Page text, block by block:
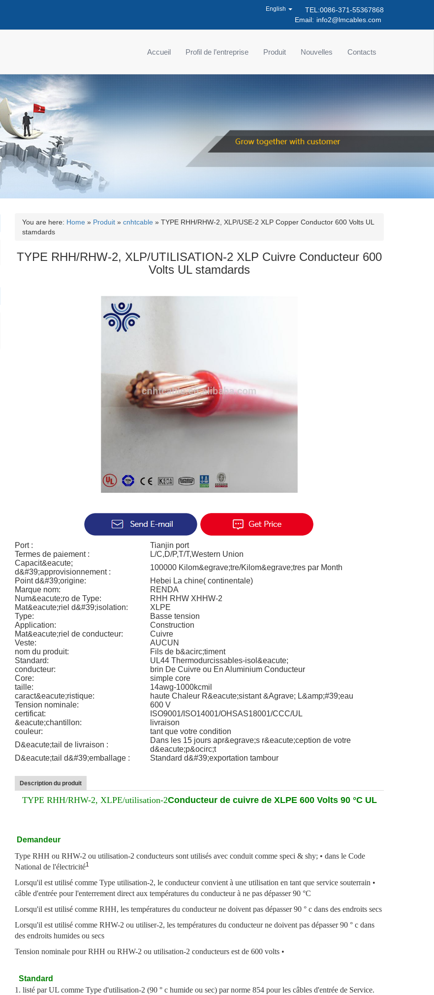
TEL:0086-371-55367868
Email: info2@lmcables.com
English
Accueil Profil de l’entreprise Produit Nouvelles Contacts
You are here: Home » Produit » cnhtcable » TYPE RHH/RHW-2, XLP/USE-2 XLP Copper Conductor 600 Volts UL
stamdards
TYPE RHH/RHW-2, XLP/UTILISATION-2 XLP Cuivre Conducteur 600
Volts UL stamdards
Port :
Tianjin port
Termes de paiement :
L/C,D/P,T/T,Western Union
Capacit&eacute;
d&#39;approvisionnement :
100000 Kilom&egrave;tre/Kilom&egrave;tres par Month
Point d&#39;origine:
Hebei La chine( continentale)
Marque nom:
RENDA
Num&eacute;ro de Type:
RHH RHW XHHW-2
Mat&eacute;riel d&#39;isolation:
XLPE
Type:
Basse tension
Application:
Construction
Mat&eacute;riel de conducteur:
Cuivre
Veste:
AUCUN
nom du produit:
Fils de b&acirc;timent
Standard:
UL44 Thermodurcissables-isol&eacute;
conducteur:
brin De Cuivre ou En Aluminium Conducteur
Core:
simple core
taille:
14awg-1000kcmil
caract&eacute;ristique:
haute Chaleur R&eacute;sistant &Agrave; L&amp;#39;eau
Tension nominale:
600 V
certificat:
ISO9001/ISO14001/OHSAS18001/CCC/UL
&eacute;chantillon:
livraison
couleur:
tant que votre condition
D&eacute;tail de livraison :
Dans les 15 jours apr&egrave;s r&eacute;ception de votre
d&eacute;p&ocirc;t
D&eacute;tail d&#39;emballage :
Standard d&#39;exportation tambour
Description du produit
TYPE RHH/RHW-2, XLPE/utilisation-2Conducteur de cuivre de XLPE 600 Volts 90 °C UL
Demandeur
Type RHH ou RHW-2 ou utilisation-2 conducteurs sont utilisés avec conduit comme speci & shy; • dans le Code
National de l'électricité1
Lorsqu'il est utilisé comme Type utilisation-2, le conducteur convient à une utilisation en tant que service souterrain •
câble d'entrée pour l'enterrement direct aux températures du conducteur à ne pas dépasser 90 °C
Lorsqu'il est utilisé comme RHH, les températures du conducteur ne doivent pas dépasser 90 ° c dans des endroits secs
Lorsqu'il est utilisé comme RHW-2 ou utiliser-2, les températures du conducteur ne doivent pas dépasser 90 ° c dans
des endroits humides ou secs
Tension nominale pour RHH ou RHW-2 ou utilisation-2 conducteurs est de 600 volts •
Standard
1. listé par UL comme Type d'utilisation-2 (90 ° c humide ou sec) par norme 854 pour les câbles d'entrée de Service.